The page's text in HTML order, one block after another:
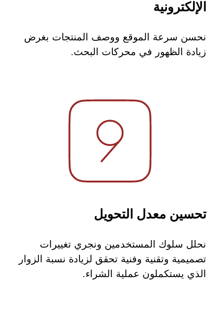
الإلكترونية
نحسن سرعة الموقع ووصف المنتجات بغرض
زيادة الظهور في محركات البحث.
تحسين معدل التحويل
نحلل سلوك المستخدمين ونجري تغييرات
تصميمية وتقنية وفنية تحقق لزيادة نسبة الزوار
الذي يستكملون عملية الشراء.